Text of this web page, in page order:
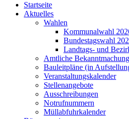
Startseite
Aktuelles
Wahlen
Kommunalwahl
Bundestagswahl
Landtags- und
Amtliche
Bauleitpläne (in
Veranstaltungskalender
Stellenangebote
Ausschreibungen
Notrufnummern
Müllabfuhrkalender